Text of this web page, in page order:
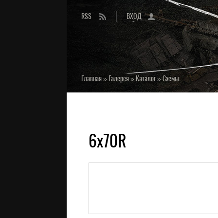
RSS ВХОД
Главная» Галерея»Каталог»Схемы
6x70R